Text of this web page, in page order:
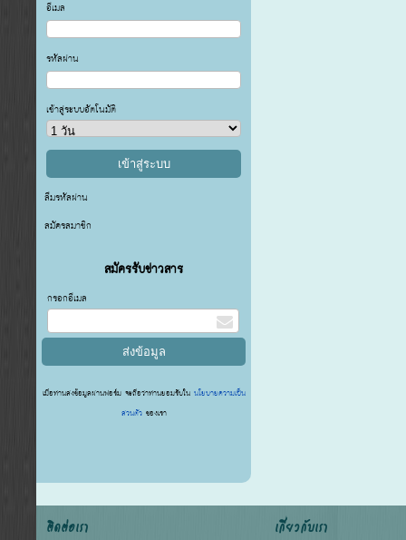
อีเมล
รหัสผ่าน
เข้าสู่ระบบอัตโนมัติ
ลืมรหัสผ่าน
สมัครสมาชิก
สมัครรับข่าวสาร
กรอกอีเมล
เมื่อท่านส่งข้อมูลผ่านฟอร์ม จะถือว่าท่านยอมรับในนโยบายความเป็น
ส่วนตัว ของเรา
ติดต่อเรา เกี่ยวกับเรา